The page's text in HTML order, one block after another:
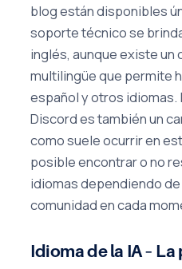
blog están disponibles
soporte técnico se
inglés, aunque existe un
multilingüe que permite
español y otros idiomas.
Discord es también un
como suele ocurrir en
posible encontrar o no
idiomas dependiendo
comunidad en cada
Idioma de la IA –